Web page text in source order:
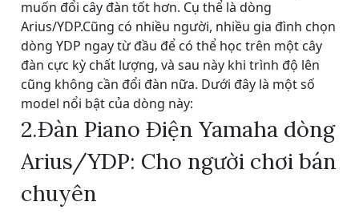
muốn đổi cây đàn tốt hơn. Cụ thể là dòng
Arius/YDP.Cũng có nhiều người, nhiều gia đình chọn
dòng YDP ngay từ đầu để có thể học trên một cây
đàn cực kỳ chất lượng, và sau này khi trình độ lên
cũng không cần đổi đàn nữa. Dưới đây là một số
model nổi bật của dòng này:
2.Đàn Piano Điện Yamaha dòng
Arius/YDP: Cho người chơi bán
chuyên